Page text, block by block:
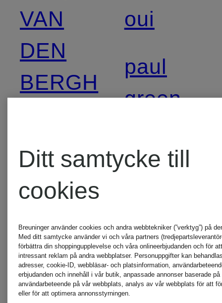
VAN
DEN
BERGH
ANTWERP
HERZEN'S
ANGELEGENHEIT
oui
paul
green
POMME
ROSSI
Ditt samtycke till
cookies
Breuninger använder cookies och andra webbtekniker (”verktyg”) på
Med ditt samtycke använder vi och våra partners
förbättra din shoppingupplevelse och våra onlineerbjudanden och för
intressant reklam på andra webbplatser. Personuppgifter kan
adresser, cookie-ID, webbläsar- och platsinformation,
erbjudanden och innehåll i vår butik, anpassade annonser baserade på
användarbeteende på vår webbplats, analys av vår webbplats för att
eller för att optimera annonsstyrningen.